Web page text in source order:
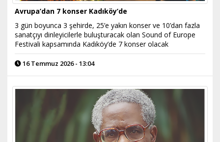
Avrupa’dan 7 konser Kadıköy’de
3 gün boyunca 3 şehirde, 25’e yakın konser ve 10’dan fazla
sanatçıyı dinleyicilerle buluşturacak olan Sound of Europe
Festivali kapsamında Kadıköy’de 7 konser olacak
16 Temmuz 2026 - 13:04